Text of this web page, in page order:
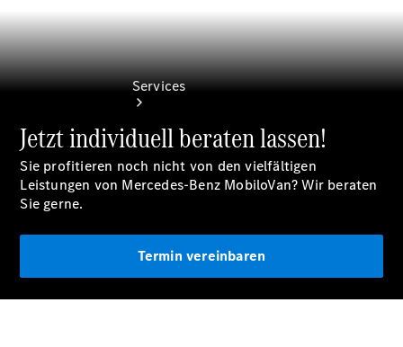
Services
Übersicht
Finanzdienste
Jetzt individuell beraten lassen!
Sie profitieren noch nicht von den vielfältigen
Leistungen von Mercedes-Benz MobiloVan? Wir beraten
Sie gerne.
Termin vereinbaren